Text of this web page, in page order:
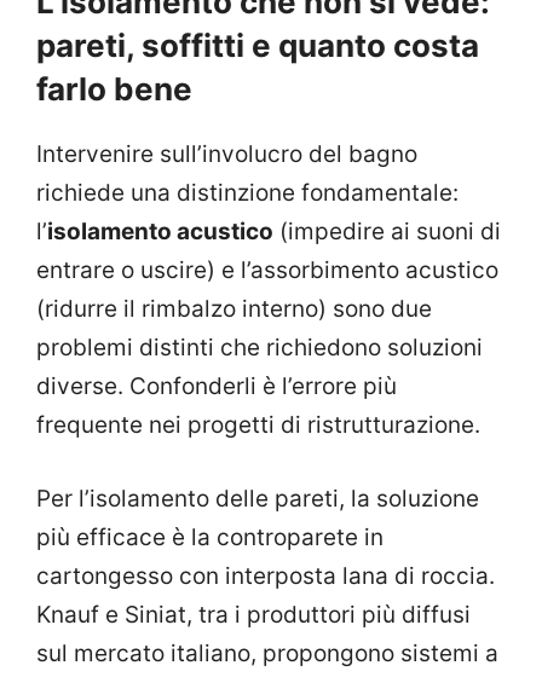
pareti, soffitti e quanto costa
farlo bene
Intervenire sull’involucro del bagno
richiede una distinzione fondamentale:
l’isolamento acustico (impedire ai suoni di
entrare o uscire) e l’assorbimento acustico
(ridurre il rimbalzo interno) sono due
problemi distinti che richiedono soluzioni
diverse. Confonderli è l’errore più
frequente nei progetti di ristrutturazione.
Per l’isolamento delle pareti, la soluzione
più efficace è la controparete in
cartongesso con interposta lana di roccia.
Knauf e Siniat, tra i produttori più diffusi
sul mercato italiano, propongono sistemi a